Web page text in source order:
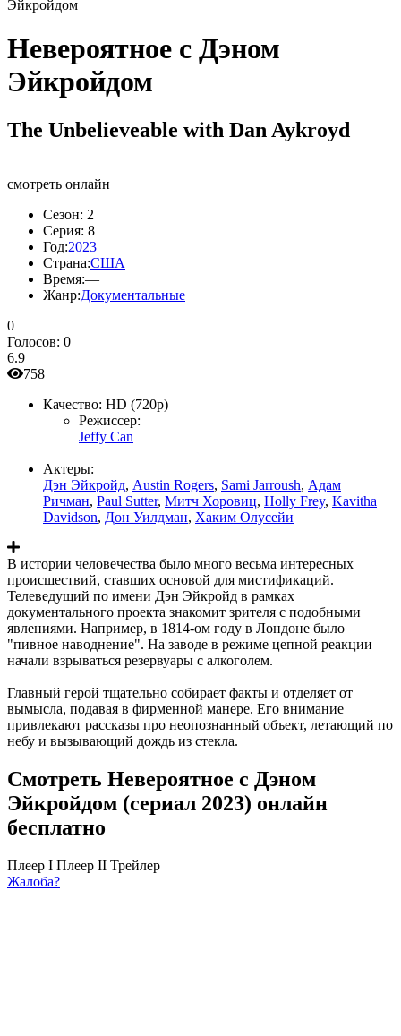
Эйкройдом
Невероятное с Дэном
Эйкройдом
The Unbelieveable with Dan Aykroyd
смотреть онлайн
Сезон: 2
Серия: 8
Год:2023
Страна:США
Время:—
Жанр:Документальные
0
Голосов: 0
6.9
758
Качество: HD (720p)
Режиссер:
Jeffy Can
Актеры:
Дэн Эйкройд, Austin Rogers, Sami Jarroush, Адам
Ричман, Paul Sutter, Митч Хоровиц, Holly Frey, Kavitha
Davidson, Дон Уилдман, Хаким Олусейи
В истории человечества было много весьма интересных
происшествий, ставших основой для мистификаций.
Телеведущий по имени Дэн Эйкройд в рамках
документального проекта знакомит зрителя с подобными
явлениями. Например, в 1814-ом году в Лондоне было
"пивное наводнение". На заводе в режиме цепной реакции
начали взрываться резервуары с алкоголем.
Главный герой тщательно собирает факты и отделяет от
вымысла, подавая в фирменной манере. Его внимание
привлекают рассказы про неопознанный объект, летающий по
небу и вызывающий дождь из стекла.
Смотреть Невероятное с Дэном
Эйкройдом (сериал 2023) онлайн
бесплатно
Плеер I Плеер II Трейлер
Жалоба?